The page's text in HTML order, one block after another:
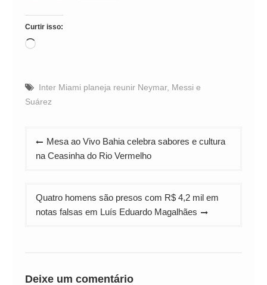
Curtir isso:
Carregando...
Inter Miami planeja reunir Neymar, Messi e
Suárez
Navegação
de
Mesa ao Vivo Bahia celebra sabores e cultura
na Ceasinha do Rio Vermelho
Quatro homens são presos com R$ 4,2 mil em
notas falsas em Luís Eduardo Magalhães
Deixe um comentário